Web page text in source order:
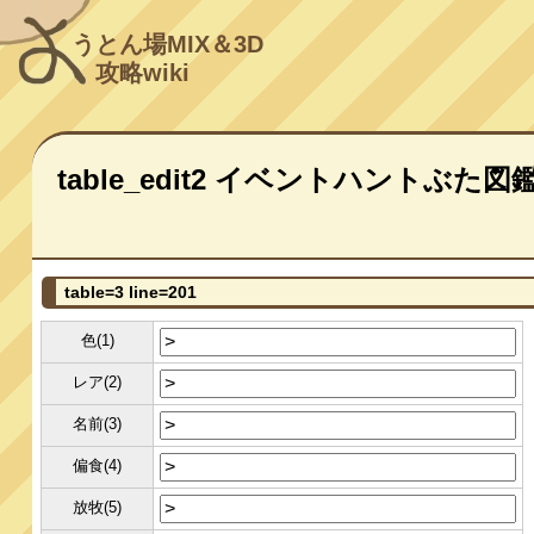
うとん場MIX＆3D
攻略wiki
table_edit2 イベントハントぶた図
table=3 line=201
色(1)
レア(2)
名前(3)
偏食(4)
放牧(5)